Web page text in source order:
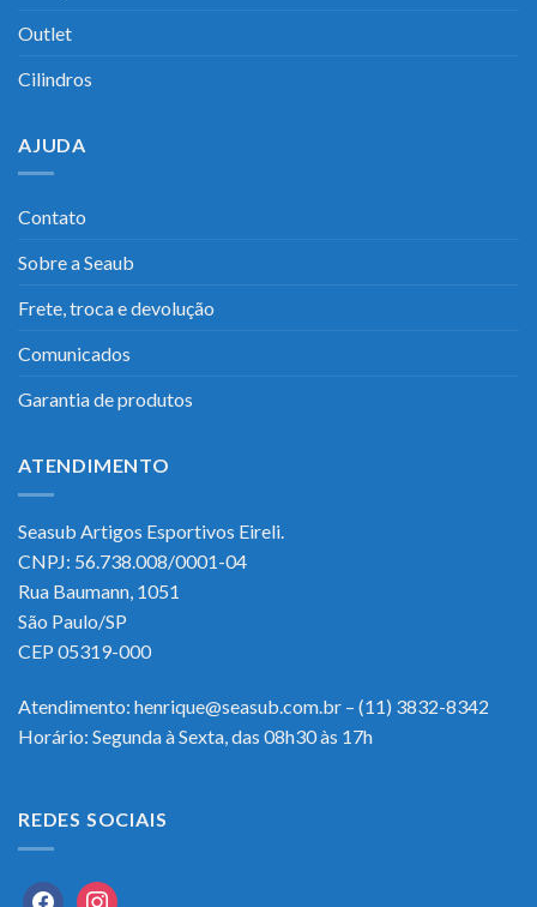
Outlet
Cilindros
AJUDA
Contato
Sobre a Seaub
Frete, troca e devolução
Comunicados
Garantia de produtos
ATENDIMENTO
Seasub Artigos Esportivos Eireli.
CNPJ: 56.738.008/0001-04
Rua Baumann, 1051
São Paulo/SP
CEP 05319-000
Atendimento: henrique@seasub.com.br – (11) 3832-8342
Horário: Segunda à Sexta, das 08h30 às 17h
REDES SOCIAIS
facebookinstagram